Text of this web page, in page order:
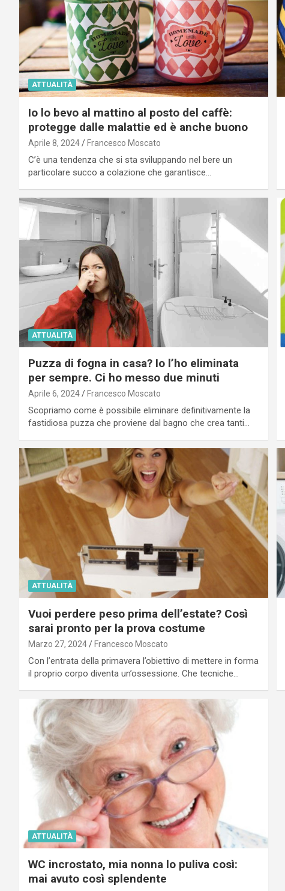
ATTUALITÀ
Io lo bevo al mattino al posto del caffè:
protegge dalle malattie ed è anche buono
Aprile 8, 2024 Francesco Moscato
C’è una tendenza che si sta sviluppando nel bere un
particolare succo a colazione che garantisce…
ATTUALITÀ
Puzza di fogna in casa? Io l’ho eliminata
per sempre. Ci ho messo due minuti
Aprile 6, 2024 Francesco Moscato
Scopriamo come è possibile eliminare definitivamente la
fastidiosa puzza che proviene dal bagno che crea tanti…
ATTUALITÀ
Vuoi perdere peso prima dell’estate? Così
sarai pronto per la prova costume
Marzo 27, 2024 Francesco Moscato
Con l’entrata della primavera l’obiettivo di mettere in forma
il proprio corpo diventa un’ossessione. Che tecniche…
ATTUALITÀ
WC incrostato, mia nonna lo puliva così:
mai avuto così splendente